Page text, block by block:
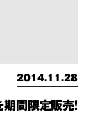
2014.11.28
間限定販売！